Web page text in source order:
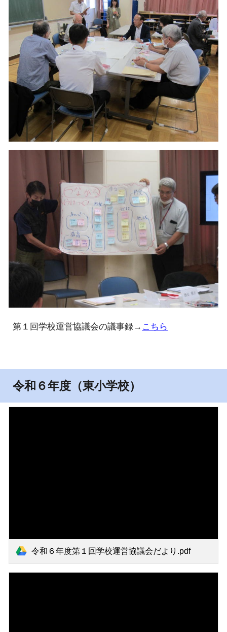
第１ 回学校運営協議会の議事録→ こちら
令和６年度（東小学校）
令和６年度第１回学校運営協議会だより.pdf